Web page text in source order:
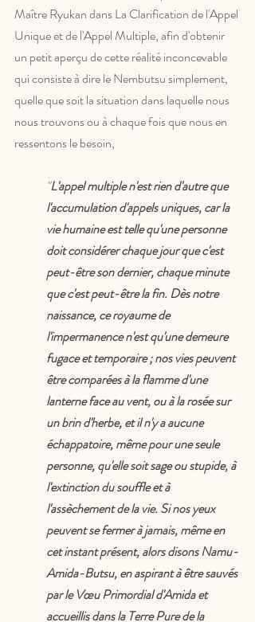
Maître Ryukan dans La Clarification de l'Appel
Unique et de l'Appel Multiple, afin d'obtenir
un petit aperçu de cette réalité inconcevable
qui consiste à dire le Nembutsu simplement,
quelle que soit la situation dans laquelle nous
nous trouvons ou à chaque fois que nous en
ressentons le besoin,
"L'appel multiple n'est rien d'autre que
l'accumulation d'appels uniques, car la
vie humaine est telle qu'une personne
doit considérer chaque jour que c'est
peut-être son dernier, chaque minute
que c'est peut-être la fin. Dès notre
naissance, ce royaume de
l'impermanence n'est qu'une demeure
fugace et temporaire ; nos vies peuvent
être comparées à la flamme d'une
lanterne face au vent, ou à la rosée sur
un brin d'herbe, et il n'y a aucune
échappatoire, même pour une seule
personne, qu'elle soit sage ou stupide, à
l'extinction du souffle et à
l'assèchement de la vie. Si nos yeux
peuvent se fermer à jamais, même en
cet instant présent, alors disons Namu-
Amida-Butsu, en aspirant à être sauvés
par le Vœu Primordial d'Amida et
accueillis dans la Terre Pure de la